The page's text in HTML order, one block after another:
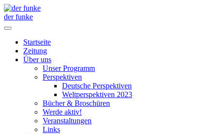
der funke
Startseite
Zeitung
Über uns
Unser Programm
Perspektiven
Deutsche Perspektiven
Weltperspektiven 2023
Bücher & Broschüren
Werde aktiv!
Veranstaltungen
Links